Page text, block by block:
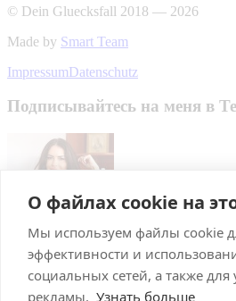
О файлах cookie на
Мы используем файлы cookie
эффективности и
социальных сетей, а также
рекламы. Узнать больше
© Dein Gluecksfall 2018 — 2026
Made by Smart Team
ImpressumDatenschutz
Подписывайтесь на меня в
Подписаться
Брачное агентство в Германии